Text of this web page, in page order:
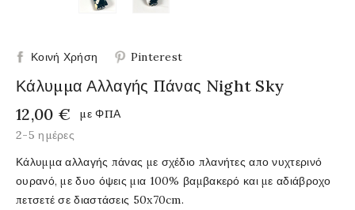
Κοινή Χρήση Pinterest
Κάλυμμα Αλλαγής Πάνας Night Sky
12,00 €
με ΦΠΑ
2-5 ημέρες
Κάλυμμα αλλαγής πάνας με σχέδιο πλανήτες απο νυχτερινό
ουρανό, με δυο όψεις μια 100% βαμβακερό και με αδιάβροχο
πετσετέ σε διαστάσεις 50x70cm.